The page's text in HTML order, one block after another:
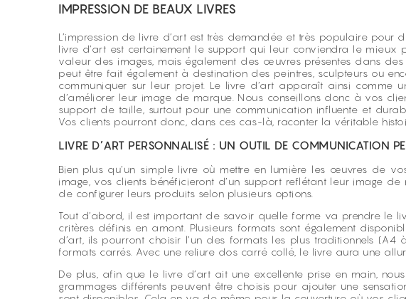
IMPRESSION DE BEAUX LIVRES
L’impression de livre d’art est très demandée et très populaire pour
livre d’art est certainement le support qui leur conviendra le
valeur des images, mais également des œuvres présentes dans
peut être fait également à destination des peintres, sculpteurs ou
communiquer sur leur projet. Le livre d’art apparaît ainsi comme
d’améliorer leur image de marque. Nous conseillons donc à vos
support de taille, surtout pour une communication influente et
Vos clients pourront donc, dans ces cas-là, raconter la véritable
LIVRE D’ART PERSONNALISÉ : UN OUTIL DE COMMUNICATION
Bien plus qu’un simple livre où mettre en lumière les œuvres de
image, vos clients bénéficieront d’un support reflétant leur image
de configurer leurs produits selon plusieurs options.
Tout d’abord, il est important de savoir quelle forme va prendre le
critères définis en amont. Plusieurs formats sont également
d’art, ils pourront choisir l’un des formats les plus traditionnels
formats carrés. Avec une reliure dos carré collé, le livre aura une
De plus, afin que le livre d’art ait une excellente prise en main,
grammages différents peuvent être choisis pour ajouter une